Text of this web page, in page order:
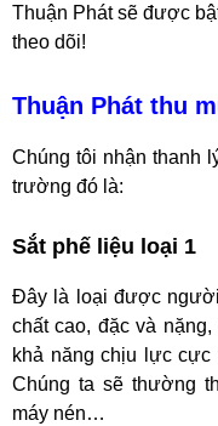
Thuận Phát sẽ được
theo dõi!
Thuận Phát thu
Chúng tôi nhận thanh
trường đó là:
Sắt phế liệu loại 1
Đây là loại được
chất cao, đặc và
khả năng chịu lực cực
Chúng ta sẽ thường
máy nén…